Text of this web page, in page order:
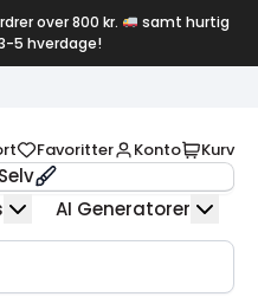
over 800 kr.
samt hurtig
5 hverdage!
Favoritter Konto Kurv
AI Generatorer